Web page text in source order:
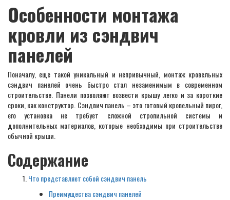
Особенности монтажа
кровли из сэндвич
панелей
Поначалу, еще такой уникальный и непривычный, монтаж кровельных
сэндвич панелей очень быстро стал незаменимым в современном
строительстве. Панели позволяют возвести крышу легко и за короткие
сроки, как конструктор. Сэндвич панель – это готовый кровельный пирог,
его установка не требует сложной стропильной системы и
дополнительных материалов, которые необходимы при строительстве
обычной крыши.
Содержание
Что представляет собой сэндвич панель
Преимущества сэндвич панелей